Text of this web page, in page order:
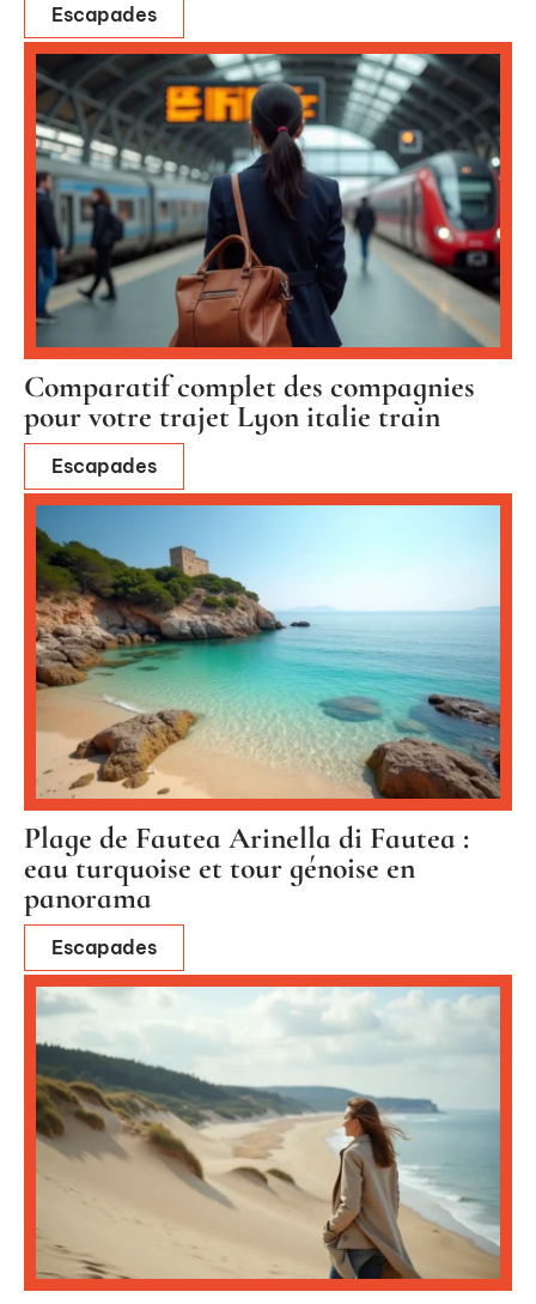
Escapades
Comparatif complet des compagnies
pour votre trajet Lyon italie train
Escapades
Plage de Fautea Arinella di Fautea :
eau turquoise et tour génoise en
panorama
Escapades